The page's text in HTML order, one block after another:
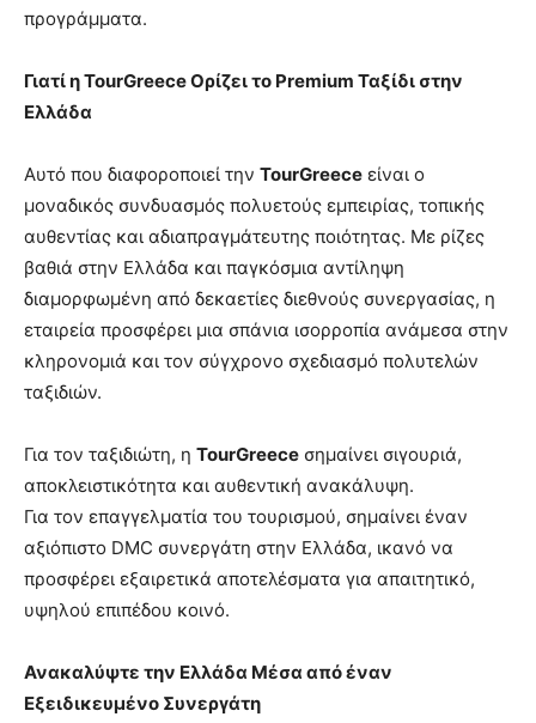
προγράμματα.
Γιατί ηTourGreeceΟρίζει το Premium Ταξίδι στην
Ελλάδα
Αυτό που διαφοροποιεί την TourGreece είναι ο
μοναδικός συνδυασμός πολυετούς εμπειρίας, τοπικής
αυθεντίας και αδιαπραγμάτευτης ποιότητας. Με ρίζες
βαθιά στην Ελλάδα και παγκόσμια αντίληψη
διαμορφωμένη από δεκαετίες διεθνούς συνεργασίας, η
εταιρεία προσφέρει μια σπάνια ισορροπία ανάμεσα στην
κληρονομιά και τον σύγχρονο σχεδιασμό πολυτελών
ταξιδιών.
Για τον ταξιδιώτη, η TourGreece σημαίνει σιγουριά,
αποκλειστικότητα και αυθεντική ανακάλυψη.
Για τον επαγγελματία του τουρισμού, σημαίνει έναν
αξιόπιστο DMC συνεργάτη στην Ελλάδα, ικανό να
προσφέρει εξαιρετικά αποτελέσματα για απαιτητικό,
υψηλού επιπέδου κοινό.
Ανακαλύψτε την Ελλάδα Μέσα από έναν
Εξειδικευμένο Συνεργάτη